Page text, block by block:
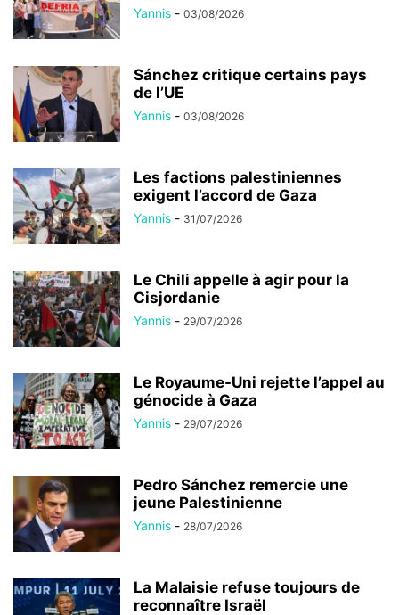
Yannis - 03/08/2026
Sánchez critique certains pays
de l’UE
Yannis - 03/08/2026
Les factions palestiniennes
exigent l’accord de Gaza
Yannis - 31/07/2026
Le Chili appelle à agir pour la
Cisjordanie
Yannis - 29/07/2026
Le Royaume-Uni rejette l’appel au
génocide à Gaza
Yannis - 29/07/2026
Pedro Sánchez remercie une
jeune Palestinienne
Yannis - 28/07/2026
La Malaisie refuse toujours de
reconnaître Israël